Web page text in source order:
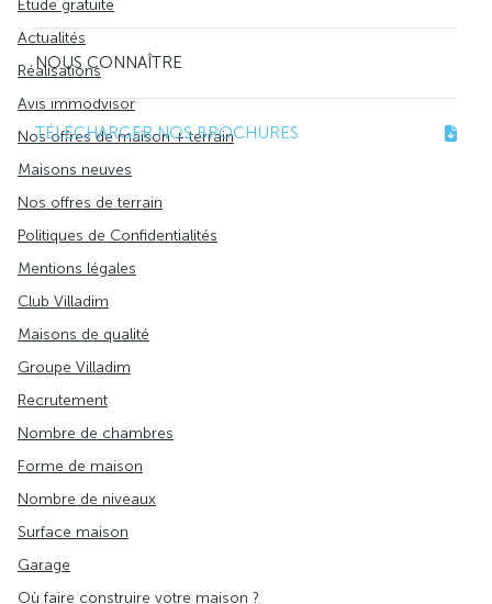
NOUS CONNAÎTRE
TÉLÉCHARGER NOS BROCHURES
Étude gratuite
Actualités
Réalisations
Avis immodvisor
Nos offres de maison + terrain
Maisons neuves
Nos offres de terrain
Politiques de Confidentialités
Mentions légales
Club Villadim
Maisons de qualité
Groupe Villadim
Recrutement
Nombre de chambres
Forme de maison
Nombre de niveaux
Surface maison
Garage
Où faire construire votre maison ?